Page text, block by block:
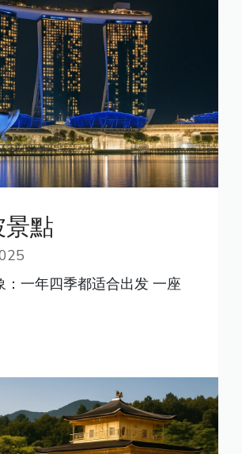
點
：一年四季都适合出发 一座